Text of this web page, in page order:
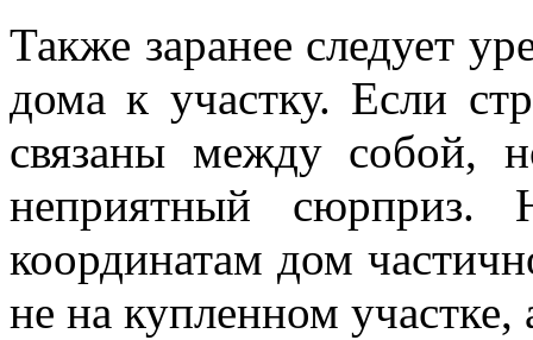
Также заранее следует
дома к участку. Если
связаны между собой,
неприятный сюрприз.
координатам дом
не на купленном участке,